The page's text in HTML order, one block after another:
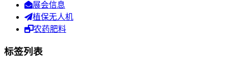
展会信息
植保无人机
农药肥料
标签列表